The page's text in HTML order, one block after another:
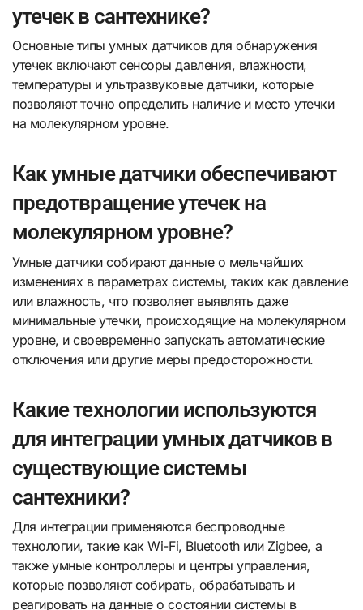
утечек в сантехнике?
Основные типы умных датчиков для обнаружения
утечек включают сенсоры давления, влажности,
температуры и ультразвуковые датчики, которые
позволяют точно определить наличие и место утечки
на молекулярном уровне.
Как умные датчики обеспечивают
предотвращение утечек на
молекулярном уровне?
Умные датчики собирают данные о мельчайших
изменениях в параметрах системы, таких как давление
или влажность, что позволяет выявлять даже
минимальные утечки, происходящие на молекулярном
уровне, и своевременно запускать автоматические
отключения или другие меры предосторожности.
Какие технологии используются
для интеграции умных датчиков в
существующие системы
сантехники?
Для интеграции применяются беспроводные
технологии, такие как Wi-Fi, Bluetooth или Zigbee, а
также умные контроллеры и центры управления,
которые позволяют собирать, обрабатывать и
реагировать на данные о состоянии системы в